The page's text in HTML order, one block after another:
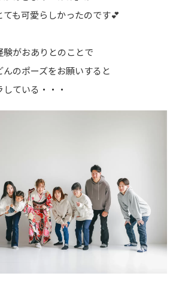
も可愛らしかったのです💕
がおありとのことで
のポーズをお願いすると
ている・・・